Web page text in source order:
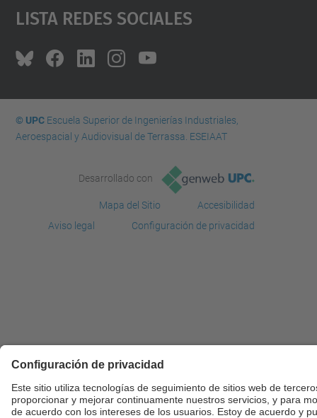
Lista Redes Sociales
© UPCEscuela Superior de Ingenierías Industriales,
Aeroespacial y Audiovisual de Terrassa. ESEIAAT
Desarrollado con
Mapa del Sitio
Accesibilidad
Aviso legal
Configuración de privacidad